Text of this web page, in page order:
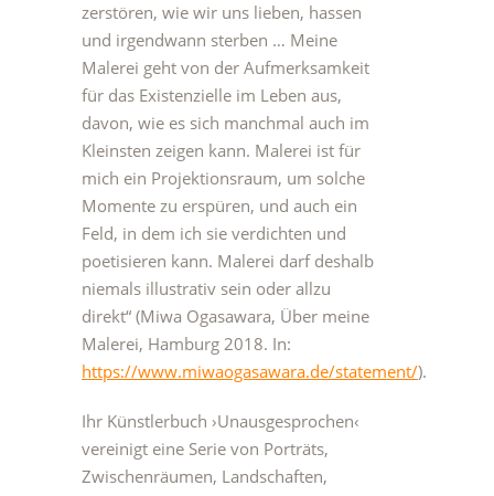
zerstören, wie wir uns lieben, hassen
und irgendwann sterben … Meine
Malerei geht von der Aufmerksamkeit
für das Existenzielle im Leben aus,
davon, wie es sich manchmal auch im
Kleinsten zeigen kann. Malerei ist für
mich ein Projektionsraum, um solche
Momente zu erspüren, und auch ein
Feld, in dem ich sie verdichten und
poetisieren kann. Malerei darf deshalb
niemals illustrativ sein oder allzu
direkt“ (Miwa Ogasawara, Über meine
Malerei, Hamburg 2018. In:
https://www.miwaogasawara.de/statement/).
Ihr Künstlerbuch ›Unausgesprochen‹
vereinigt eine Serie von Porträts,
Zwischenräumen, Landschaften,